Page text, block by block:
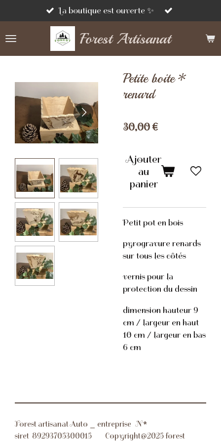
au
contenu
Forest Artisanat
La boutique est ouverte ✨
Petite boite *
renard
30,00 €
Ajouter
au
panier
Petit pot en bois
pyrogravure renards
sur tous les côtés
vernis pour la
protection du dessin
dimension hauteur 9
cm / largeur en haut
10 cm / largeur en bas
6 cm
Forest artisanat Auto _ entreprise N*
siret 89293705300015 Copyright@2025 forest